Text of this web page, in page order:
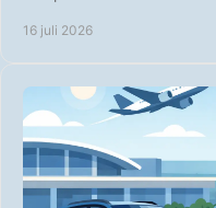
16 juli 2026